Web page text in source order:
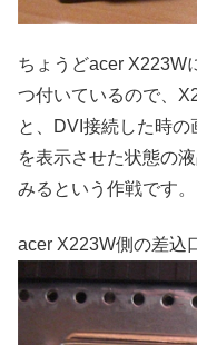
ちょうどacer X223W
つ付いているので、
と、DVI接続した時
を表示させた状態の
みるという作戦です。
acer X223W側の差込